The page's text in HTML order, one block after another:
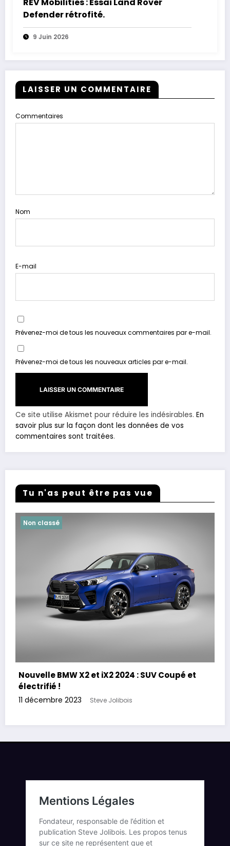
Defender rétrofité.
9 Juin 2026
LAISSER UN COMMENTAIRE
Commentaires
Nom
E-mail
Prévenez-moi de tous les nouveaux commentaires par e-mail.
Prévenez-moi de tous les nouveaux articles par e-mail.
Ce site utilise Akismet pour réduire les indésirables. En
savoir plus sur la façon dont les données de vos
commentaires sont traitées.
Tu n'as peut être pas vue
Non classé
Nouvelle BMW X2 et iX2 2024 : SUV Coupé et
électrifié !
11 décembre 2023 Steve Jolibois